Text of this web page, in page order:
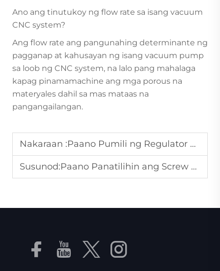
Ano ang tinutukoy ng flow rate sa isang vacuum
CNC system?
Ang flow rate ang pangunahing determinante ng
pagganap at kahusayan ng isang vacuum pump
sa loob ng CNC system, na lalo pang mahalaga
kapag pinamamachine ang mga porous na
materyales dahil sa mas mataas na
pangangailangan.
Nakaraan :Paano Pumili ng Regulator ng Voltahen na Angkop para sa Kagamitan sa Industriya?
Susunod:Paano Panatilihin ang Screw Air Compressor para sa Matatag na Pagganap?